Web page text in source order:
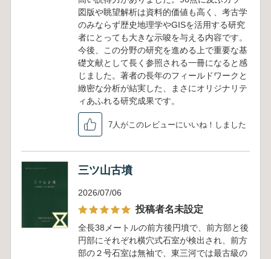
図版や眺望解析は資料的価値も高く、考古学
のみならず歴史地理学やGISを活用する研究
者にとっても大きな示唆を与える内容です。
今後、この分野の研究を進める上で重要な基
礎文献として長く参照される一冊になると感
じました。著者の長年のフィールドワークと
緻密な分析が結実した、まさにオリジナリテ
ィあふれる研究成果です。
7人がこのレビューにいいね！しました
三ツ山古墳
2026/07/06
投稿者名未設定
全長38メートルの前方後円墳で、前方部と後
円部にそれぞれ横穴式石室が検出され、前方
部の２号石室は無袖で、東三河では最古級の